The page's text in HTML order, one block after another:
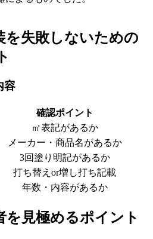
を失敗しないための
容
確認ポイント
㎡表記があるか
メーカー・商品名があるか
3回塗り明記があるか
打ち替えor増し打ち記載
年数・内容があるか
を見極めるポイント